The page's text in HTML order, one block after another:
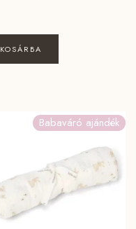
KOSÁRBA
Babaváró ajándék